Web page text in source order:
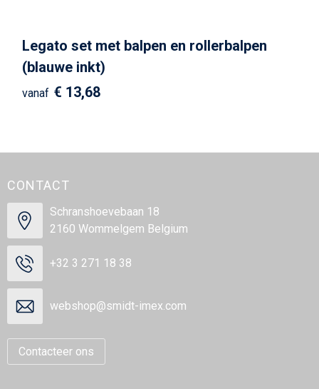
Legato set met balpen en rollerbalpen
(blauwe inkt)
vanaf € 13,68
CONTACT
Schranshoevebaan 18
2160 Wommelgem Belgium
+32 3 271 18 38
webshop@smidt-imex.com
Contacteer ons